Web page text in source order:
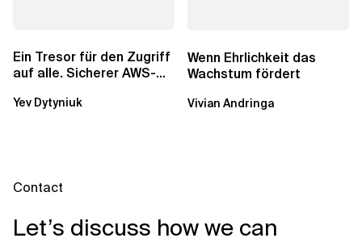
Ein Tresor für den Zugriff
auf alle. Sicherer AWS-
Konten
Yev Dytyniuk
Wenn Ehrlichkeit das
Wachstum fördert
Vivian Andringa
Contact
Let’s discuss how we can